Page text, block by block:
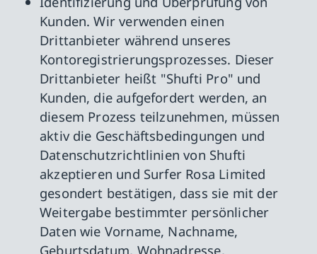
Kunden. Wir verwenden einen
Drittanbieter während unseres
Kontoregistrierungsprozesses. Dieser
Drittanbieter heißt "Shufti Pro" und
Kunden, die aufgefordert werden, an
diesem Prozess teilzunehmen, müssen
aktiv die Geschäftsbedingungen und
Datenschutzrichtlinien von Shufti
akzeptieren und Surfer Rosa Limited
gesondert bestätigen, dass sie mit der
Weitergabe bestimmter persönlicher
Daten wie Vorname, Nachname,
Geburtsdatum, Wohnadresse,